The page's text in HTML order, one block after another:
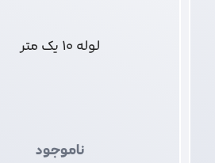
لوله 10 یک متر
ناموجود